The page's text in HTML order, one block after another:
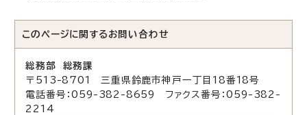
このページに関する お問い合わせ
総務部 総務課
〒513-8701 三重県鈴鹿市神戸一丁目18番18号
電話番号：059-382-8659 ファクス番号：059-382-
2214